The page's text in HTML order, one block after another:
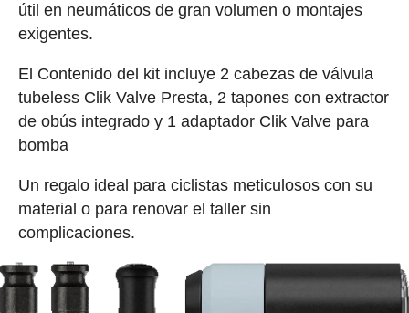
útil en neumáticos de gran volumen o montajes
exigentes.
El Contenido del kit incluye 2 cabezas de válvula
tubeless Clik Valve Presta, 2 tapones con extractor
de obús integrado y 1 adaptador Clik Valve para
bomba
Un regalo ideal para ciclistas meticulosos con su
material o para renovar el taller sin
complicaciones.